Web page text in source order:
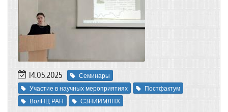
14.05.2025
Семинары
Участие в научных мероприятиях
Постфактум
ВолНЦ РАН
СЗНИИМЛПХ